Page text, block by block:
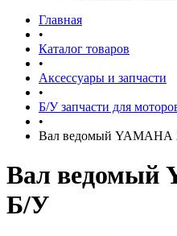
Главная
•
Каталог товаров
•
Аксессуары и запчасти
•
Б/У запчасти для
•
Вал ведомый YAMAHА
Вал ведомый
Б/У